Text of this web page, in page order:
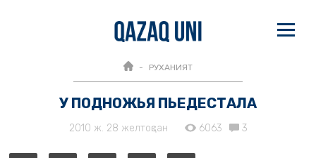
РУХАНИЯТ
У ПОДНОЖЬЯ ПЬЕДЕСТАЛА
2010 ж. 28 желтоқсан 6063 3